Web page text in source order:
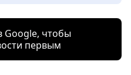
Google, чтобы
первым